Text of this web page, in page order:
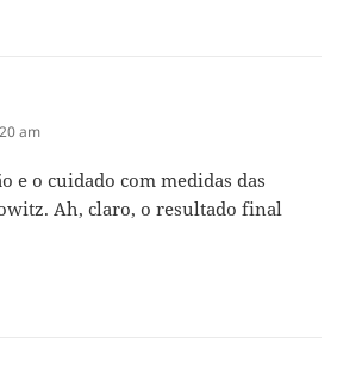
am
e o cuidado com medidas das
Ah, claro, o resultado final